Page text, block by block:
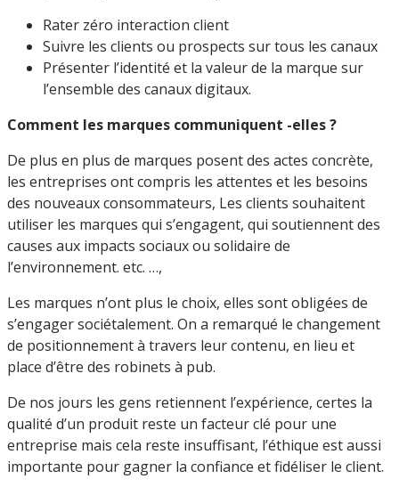
Rater zéro interaction client
Suivre les clients ou prospects sur tous les canaux
Présenter l’identité et la valeur de la marque sur
l’ensemble des canaux digitaux.
Comment les marques communiquent -elles ?
De plus en plus de marques posent des actes concrète,
les entreprises ont compris les attentes et les besoins
des nouveaux consommateurs, Les clients souhaitent
utiliser les marques qui s’engagent, qui soutiennent des
causes aux impacts sociaux ou solidaire de
l’environnement. etc. …,
Les marques n’ont plus le choix, elles sont obligées de
s’engager sociétalement. On a remarqué le changement
de positionnement à travers leur contenu, en lieu et
place d’être des robinets à pub.
De nos jours les gens retiennent l’expérience, certes la
qualité d’un produit reste un facteur clé pour une
entreprise mais cela reste insuffisant, l’éthique est aussi
importante pour gagner la confiance et fidéliser le client.